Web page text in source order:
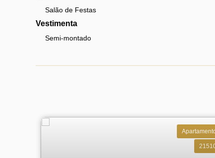
Salão de Festas
Vestimenta
Semi-montado